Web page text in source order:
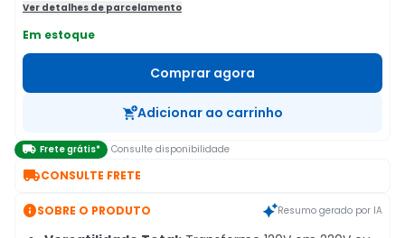
Ver detalhes de parcelamento
Em estoque
Comprar agora
Adicionar ao carrinho
 Frete grátis* Consulte disponibilidade
CONSULTE FRETE
SOBRE O PRODUTO Resumo gerado por IA